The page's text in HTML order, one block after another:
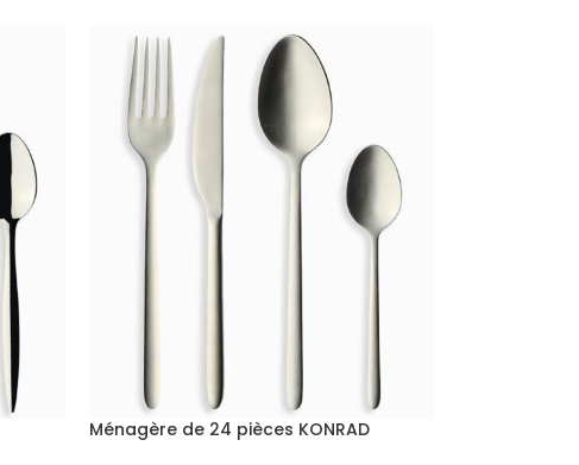
Ménagère de 24 pièces KONRAD